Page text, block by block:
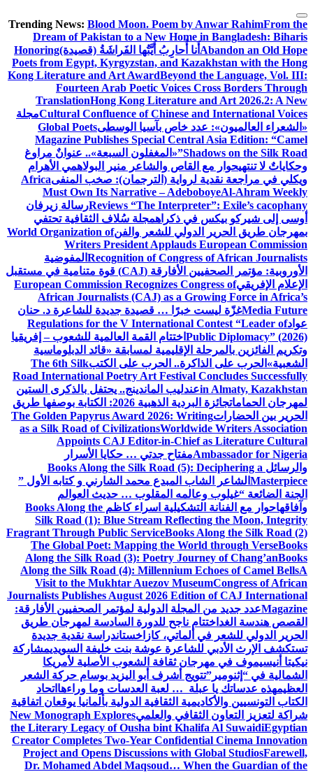
التجاوز
إلى
المحتوى
Trending News: Blood Moon. Poem by Anwar RahimFrom the
Dream of Pakistan to a New Home in Bangladesh: Biharis
Abandon an Old Hope أَنا أُحارِبُ أَيَّتُها الفَراشَةُ (قصيدة)Honoring
Poets from Egypt, Kyrgyzstan, and Kazakhstan with the Hong
Kong Literature and Art AwardBeyond the Language, Vol. III:
Fourteen Arab Poetic Voices Cross Borders Through
TranslationHong Kong Literature and Art 2026.2: A New
Cultural Confluence of Chinese and International Voicesمجلة
«الشعراء العالميون»: عدد خاص بآسيا الوسطىGlobal Poets
Magazine Publishes Special Central Asia Edition: “Camel
Shadows on the Silk Road” «المغفلون السبعة».. عنوانٌ مراوغ
وحكاياتٌ لا تنتهيحوار مع القاص والشاعر منير البولاهمي الأهرام
ويكلي في مراجعة نقدية لرواية (الترجمان): صخب المنفىAfrica
Must Own Its Narrative – AdeboboyeAl-Ahram Weekly
Reviews “The Interpreter”: Exile’s cacophanyرسالة زيرفان
أوسى إلى شيركو بيكس في ذكراهمجلة سُلاف الثقافية تحتفي
بمهرجان طريق الحرير الدولي للشعر والفنWorld Organization of
Writers President Applauds European Commission
Recognition of Congress of African Journalists المفوضية
الأوروبية: مؤتمر الصحفيين الأفارقة (CAJ) قوة متنامية في مستقبل
الإعلام الإفريقيEuropean Commission Recognizes Congress of
African Journalists (CAJ) as a Growing Force in Africa’s
Media Futureغزّة ليست خبرًا … قصيدة جديدة للشاعرة د. حنان
عوادRegulations for the V International Contest “Leader of
Public Diplomacy” (2026) اختتام القمة العالمية للشعوب – إفريقيا
وتكريم الفائزين بالمرحلة الإقليمية لمسابقة «قائد الدبلوماسية
الشعبية» الحرب على الذاكرة.. الحرب على الكتبThe 6th Silk
Road International Poetry Art Festival Concludes Successfully
in Almaty, Kazakhstanعندليب الماندينج.. يحتفل بالذكرى الستين
لمهرجان الحمامات
جائزة البردية الذهبية 2026: الكتابة بوصفها طريق
الحرير بين الحضاراتThe Golden Papyrus Award 2026: Writing
as a Silk Road of CivilizationsWorldwide Writers Association
Appoints CAJ Editor-in-Chief as Literature Cultural
Ambassador for Nigeriaمفتاح جدتي … حكايا الأسرار
والرسائل Books Along the Silk Road (5): Deciphering a
Masterpiece الشاعر الشاب المبدع محمد الشارني و كتابه الأول ”
الجنة الضائعة “غيلوب وعالمه المقلوب … حديث العوالم
وآفاقهاحوار مع الفنانة التشكيلية اسراء كاظم Books Along the
Silk Road (1): Blue Stream Reflecting the Moon, Integrity
Fragrant Through Public ServiceBooks Along the Silk Road (2)
The Global Poet: Mapping the World through VerseBooks
Along the Silk Road (3): Poetry Journey of Chang’anBooks
Along the Silk Road (4): Millennium Echoes of Camel BellsA
Visit to the Mukhtar Auezov MuseumCongress of African
Journalists Publishes August 2026 Edition of CAJ International
Magazineعدد جديد من المجلة الدولية لمؤتمر الصحفيين الأفارقة:
القصص هندسة الغد اختتام ناجح للدورة السادسة لمهرجان طريق
الحرير الدولي للشعر في ألماتي، كازاخستاندراسة نقدية جديدة
تستكشف الإرث الأدبي للشاعرة عوشة بنت خليفة السويديمشاركة
نيكيتا أنيسيموف في مهرجان ثقافة الشعوب الأصلية لأمريكا
الشمالية في “إثنومير”تتويج أشرف أبو اليزيد بوسام حركة الشعر
العظيمهذه عدساتك يا عبلة … لعبة العدسات وما وراءها اتحاد
الكتاب التونسيين والأكاديمية الثقافية الدولية بألمانيا يوقعان اتفاقية
شراكة لتعزيز التعاون الثقافي والعلميNew Monograph Explores
the Literary Legacy of Ousha bint Khalifa Al SuwaidiEgyptian
Creator Completes Two-Year Confidential Cinema Innovation
Project and Opens Discussions with Global StudiosFarewell,
Dr. Mohamed Abdel Maqsoud… When the Guardian of the